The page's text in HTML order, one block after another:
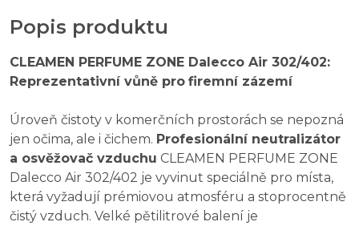
Popis produktu
CLEAMEN PERFUME ZONE Dalecco Air 302/402:
Reprezentativní vůně pro firemní zázemí
Úroveň čistoty v komerčních prostorách se nepozná
jen očima, ale i čichem. Profesionální neutralizátor
a osvěžovač vzduchu CLEAMEN PERFUME ZONE
Dalecco Air 302/402 je vyvinut speciálně pro místa,
která vyžadují prémiovou atmosféru a stoprocentně
čistý vzduch. Velké pětilitrové balení je